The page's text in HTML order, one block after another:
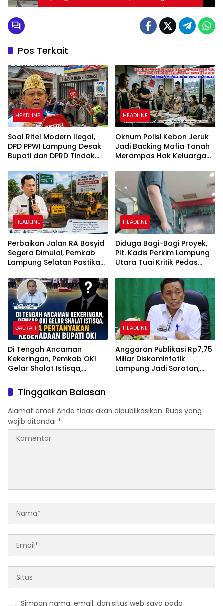
Dinilai Minim Manfaat
Pos Terkait
HEADLINE
Soal Ritel Modern Ilegal,
DPD PPWI Lampung Desak
Bupati dan DPRD Tindak
No 02/2016
HEADLINE
Oknum Polisi Kebon Jeruk
Jadi Backing Mafia Tanah
Merampas Hak Keluarga
Sutarman
HEADLINE
Perbaikan Jalan RA Basyid
Segera Dimulai, Pemkab
Lampung Selatan Pastikan
Aman dan Nyaman
HEADLINE
Diduga Bagi-Bagi Proyek,
Plt. Kadis Perkim Lampung
Utara Tuai Kritik Pedas
DAERAH
Di Tengah Ancaman
Kekeringan, Pemkab OKI
Gelar Shalat Istisqa,
Keberadaan Bupati OKI
HEADLINE
Anggaran Publikasi Rp7,75
Miliar Diskominfotik
Lampung Jadi Sorotan,
Tinggalkan Balasan
Alamat email Anda tidak akan dipublikasikan. Ruas yang
wajib ditandai *
Simpan nama, email, dan situs web saya pada